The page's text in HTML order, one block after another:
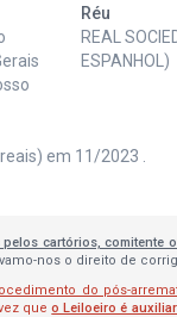
Réu
REAL
ESPANHOL)
em 11/2023 .
cartórios, comitente
nos o direito de
do pós-
queo Leiloeiro é